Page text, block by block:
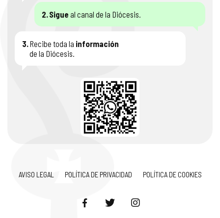
2.Sigue al canal de la Diócesis.
3.Recibe toda la información
de la Diócesis.
AVISO LEGAL POLÍTICA DE PRIVACIDAD POLÍTICA DE COOKIES